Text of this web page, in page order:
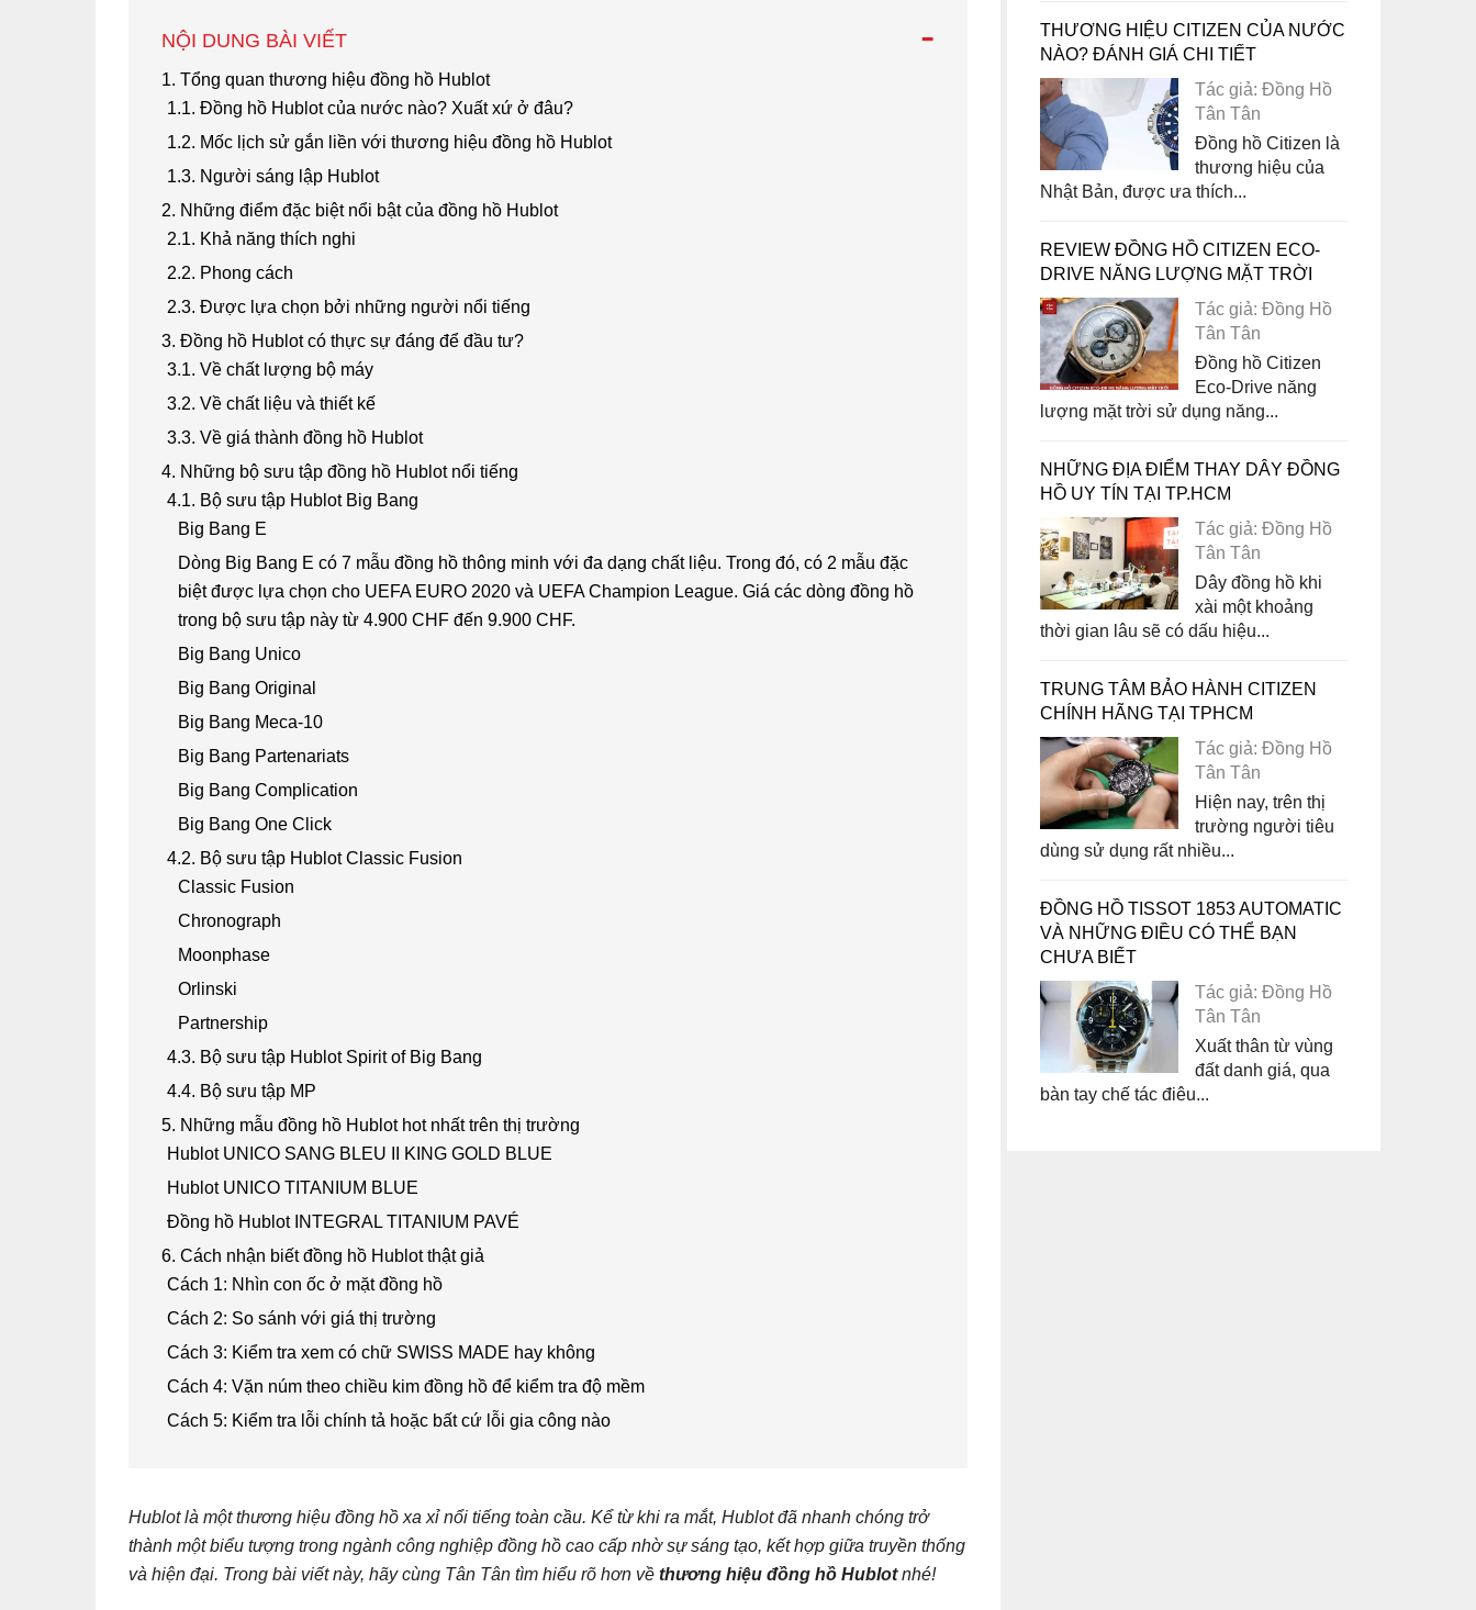
-
NỘI DUNG BÀI VIẾT
1. Tổng quan thương hiệu đồng hồ Hublot
1.1. Đồng hồ Hublot của nước nào? Xuất xứ ở đâu?
1.2. Mốc lịch sử gắn liền với thương hiệu đồng hồ Hublot
1.3. Người sáng lập Hublot
2. Những điểm đặc biệt nổi bật của đồng hồ Hublot
2.1. Khả năng thích nghi
2.2. Phong cách
2.3. Được lựa chọn bởi những người nổi tiếng
3. Đồng hồ Hublot có thực sự đáng để đầu tư?
3.1. Về chất lượng bộ máy
3.2. Về chất liệu và thiết kế
3.3. Về giá thành đồng hồ Hublot
4. Những bộ sưu tập đồng hồ Hublot nổi tiếng
4.1. Bộ sưu tập Hublot Big Bang
Big Bang E
Dòng Big Bang E có 7 mẫu đồng hồ thông minh với đa dạng chất liệu. Trong đó, có 2 mẫu đặc
biệt được lựa chọn cho UEFA EURO 2020 và UEFA Champion League. Giá các dòng đồng hồ
trong bộ sưu tập này từ 4.900 CHF đến 9.900 CHF.
Big Bang Unico
Big Bang Original
Big Bang Meca-10
Big Bang Partenariats
Big Bang Complication
Big Bang One Click
4.2. Bộ sưu tập Hublot Classic Fusion
Classic Fusion
Chronograph
Moonphase
Orlinski
Partnership
4.3. Bộ sưu tập Hublot Spirit of Big Bang
4.4. Bộ sưu tập MP
5. Những mẫu đồng hồ Hublot hot nhất trên thị trường
Hublot UNICO SANG BLEU II KING GOLD BLUE
Hublot UNICO TITANIUM BLUE
Đồng hồ Hublot INTEGRAL TITANIUM PAVÉ
6. Cách nhận biết đồng hồ Hublot thật giả
Cách 1: Nhìn con ốc ở mặt đồng hồ
Cách 2: So sánh với giá thị trường
Cách 3: Kiểm tra xem có chữ SWISS MADE hay không
Cách 4: Vặn núm theo chiều kim đồng hồ để kiểm tra độ mềm
Cách 5: Kiểm tra lỗi chính tả hoặc bất cứ lỗi gia công nào
Hublot là một thương hiệu đồng hồ xa xỉ nổi tiếng toàn cầu. Kể từ khi ra mắt, Hublot đã nhanh chóng trở
thành một biểu tượng trong ngành công nghiệp đồng hồ cao cấp nhờ sự sáng tạo, kết hợp giữa truyền thống
và hiện đại. Trong bài viết này, hãy cùng Tân Tân tìm hiểu rõ hơn về thương hiệu đồng hồ Hublotnhé!
THƯƠNG HIỆU CITIZEN CỦA NƯỚC
NÀO? ĐÁNH GIÁ CHI TIẾT
Tác giả: Đồng Hồ
Tân Tân
Đồng hồ Citizen là
thương hiệu của
Nhật Bản, được ưa thích...
REVIEW ĐỒNG HỒ CITIZEN ECO-
DRIVE NĂNG LƯỢNG MẶT TRỜI
Tác giả: Đồng Hồ
Tân Tân
Đồng hồ Citizen
Eco-Drive năng
lượng mặt trời sử dụng năng...
NHỮNG ĐỊA ĐIỂM THAY DÂY ĐỒNG
HỒ UY TÍN TẠI TP.HCM
Tác giả: Đồng Hồ
Tân Tân
Dây đồng hồ khi
xài một khoảng
thời gian lâu sẽ có dấu hiệu...
TRUNG TÂM BẢO HÀNH CITIZEN
CHÍNH HÃNG TẠI TPHCM
Tác giả: Đồng Hồ
Tân Tân
Hiện nay, trên thị
trường người tiêu
dùng sử dụng rất nhiều...
ĐỒNG HỒ TISSOT 1853 AUTOMATIC
VÀ NHỮNG ĐIỀU CÓ THỂ BẠN
CHƯA BIẾT
Tác giả: Đồng Hồ
Tân Tân
Xuất thân từ vùng
đất danh giá, qua
bàn tay chế tác điêu...